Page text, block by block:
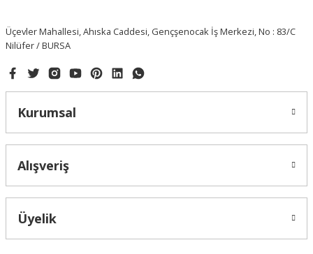
Üçevler Mahallesi, Ahıska Caddesi, Gençşenocak İş Merkezi, No : 83/C
Nilüfer / BURSA
Kurumsal
Alışveriş
Üyelik